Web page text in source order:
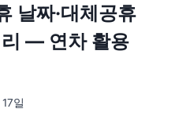
날짜·대체공휴
리 — 연차 활용
일